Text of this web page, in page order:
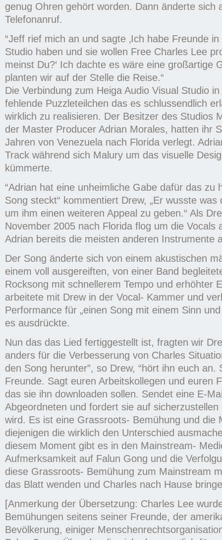
genug Ohren gehört worden. Dann änderte sich
Telefonanruf.
“Jeff rief mich an und sagte ‚Ich habe Freunde
Studio haben und sie wollen Free Charles Lee
meinst Du?‘ Ich dachte es wäre eine großartige
planten wir auf der Stelle die Reise.“
Die Verbindung zum Heiga Audio Visual Studio
fehlende Puzzleteilchen das es schlussendlich
wirklich zu realisieren. Der Besitzer des Studios
der Master Producer Adrian Morales, hatten ihr
Jahren von Venezuela nach Florida verlegt.
Track während sich Malury um das visuelle
kümmerte.
“Adrian hat eine unheimliche Gabe dafür das zu
Song steckt“ kommentiert Drew, „Er wusste
um ihm einen weiteren Appeal zu geben.“ Als
November 2005 nach Florida flog um die Vocals
Adrian bereits die meisten anderen Instrumente
Der Song änderte sich von einem akustischen
einem voll ausgereiften, von einer Band
Rocksong mit schnellerem Tempo und erhöhter
arbeitete mit Drew in der Vocal- Kammer und
Performance für „einen Song mit einem Sinn
es ausdrückte.
Nun das das Lied fertiggestellt ist, fragten wir
anders für die Verbesserung von Charles
den Song herunter”, so Drew, “hört ihn euch an.
Freunde. Sagt euren Arbeitskollegen und euren
das sie ihn downloaden sollen. Sendet eine E-
Abgeordneten und fordert sie auf
wird. Es ist eine Grassroots- Bemühung und die
diejenigen die wirklich den Unterschied
diesem Moment gibt es in den Mainstream-
Aufmerksamkeit auf Falun Gong und die
diese Grassroots- Bemühung zum Mainstream
das Blatt wenden und Charles nach Hause
[Anmerkung der Übersetzung: Charles Lee
Bemühungen seitens seiner Freunde, der
Bevölkerung, einiger